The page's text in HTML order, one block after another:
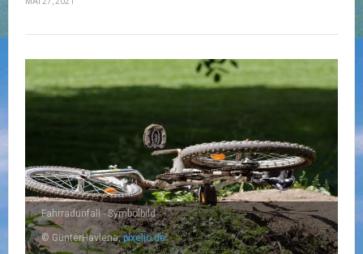
Fahrradunfall - Symbolbild
© GünterHavlena,pixelio.de